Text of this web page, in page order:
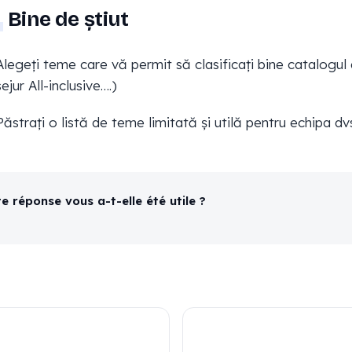
Bine de știut
teme care vă permit să clasificați bine catalogul
All-inclusive….)
o listă de teme limitată și utilă pentru echipa
réponse vous a-t-elle été utile ?